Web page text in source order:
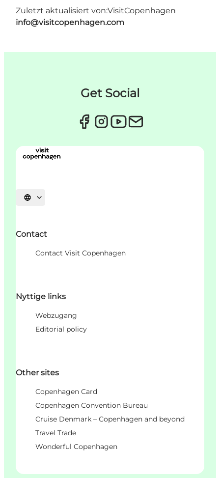
Zuletzt aktualisiert von:VisitCopenhagen
info@visitcopenhagen.com
Get Social
Sprache auswählen
Contact
Contact Visit Copenhagen
Nyttige links
Webzugang
Editorial policy
Other sites
Copenhagen Card
Copenhagen Convention Bureau
Cruise Denmark – Copenhagen and beyond
Travel Trade
Wonderful Copenhagen